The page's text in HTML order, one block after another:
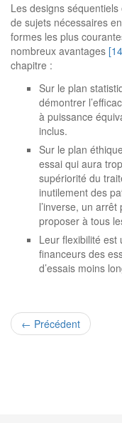
Les designs
de sujets nécessaires
formes les plus
nombreux avantages
chapitre :
Sur le plan
démontrer
à puissance
inclus.
Sur le plan
essai qui aura
supériorité du
inutilement des
l’inverse, un
proposer à tous
Leur flexibilité
financeurs des
d’essais moins
← Précédent